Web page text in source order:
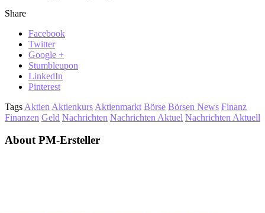
Share
Facebook
Twitter
Google +
Stumbleupon
LinkedIn
Pinterest
Tags Aktien Aktienkurs Aktienmarkt Börse Börsen News Finanz
Finanzen Geld Nachrichten Nachrichten Aktuel Nachrichten Aktuell
About PM-Ersteller